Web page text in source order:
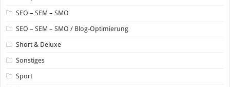
SEO – SEM – SMO
SEO – SEM – SMO / Blog-Optimierung
Short & Deluxe
Sonstiges
Sport